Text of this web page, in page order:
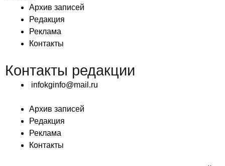
Архив записей
Редакция
Реклама
Контакты
Контакты редакции
infokginfo@mail.ru
Архив записей
Редакция
Реклама
Контакты